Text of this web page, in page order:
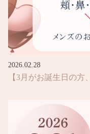
2026.02.28
【3月がお誕生日の方